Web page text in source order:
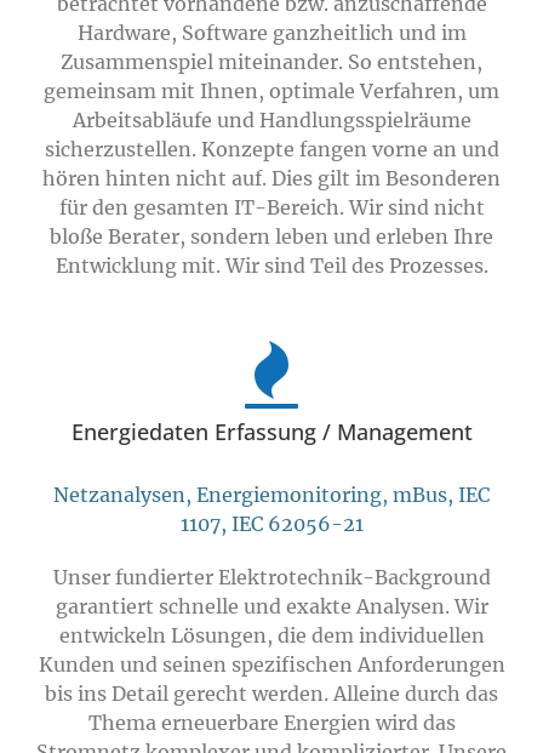
Hardware, Software ganzheitlich und im
Zusammenspiel miteinander. So entstehen,
gemeinsam mit Ihnen, optimale Verfahren, um
Arbeitsabläufe und Handlungsspielräume
sicherzustellen. Konzepte fangen vorne an und
hören hinten nicht auf. Dies gilt im Besonderen
für den gesamten IT-Bereich. Wir sind nicht
bloße Berater, sondern leben und erleben Ihre
Entwicklung mit. Wir sind Teil des Prozesses.
Energiedaten Erfassung / Management
Netzanalysen, Energiemonitoring, mBus, IEC
1107, IEC 62056-21
Unser fundierter Elektrotechnik-Background
garantiert schnelle und exakte Analysen. Wir
entwickeln Lösungen, die dem individuellen
Kunden und seinen spezifischen Anforderungen
bis ins Detail gerecht werden. Alleine durch das
Thema erneuerbare Energien wird das